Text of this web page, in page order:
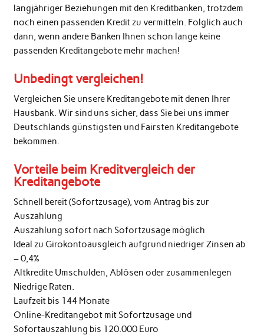
langjähriger Beziehungen mit den Kreditbanken, trotzdem
noch einen passenden Kredit zu vermitteln. Folglich auch
dann, wenn andere Banken Ihnen schon lange keine
passenden Kreditangebote mehr machen!
Unbedingt vergleichen!
Vergleichen Sie unsere Kreditangebote mit denen Ihrer
Hausbank. Wir sind uns sicher, dass Sie bei uns immer
Deutschlands günstigsten und Fairsten Kreditangebote
bekommen.
Vorteile beim Kreditvergleich der
Kreditangebote
Schnell bereit (Sofortzusage), vom Antrag bis zur
Auszahlung
Auszahlung sofort nach Sofortzusage möglich
Ideal zu Girokontoausgleich aufgrund niedriger Zinsen ab
– 0,4%
Altkredite Umschulden, Ablösen oder zusammenlegen
Niedrige Raten.
Laufzeit bis 144 Monate
Online-Kreditangebot mit Sofortzusage und
Sofortauszahlung bis 120.000 Euro